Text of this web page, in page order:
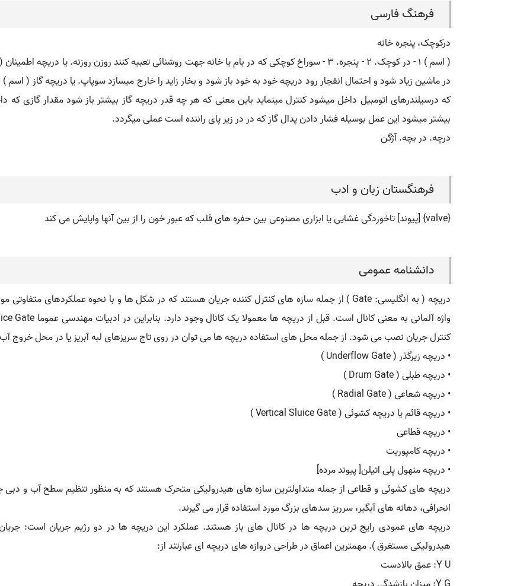
فرهنگ فارسی
درکوچک، پنجره خانه
( اسم ) ۱ - در کوچک. ۲ - پنجره. ۳ - سوراخ کوچکی که در بام یا خانه جهت روشنائی تعبیه کنند روزن روزنه. یا
در ماشین زیاد شود و احتمال انفجار رود دریچه خود به خود باز شود و بخار زاید را خارج میسازد سوپاپ. یا دریچه گاز (
که درسیلندرهای اتومبیل داخل میشود کنترل مینماید باین معنی که هر چه قدر دریچه گاز بیشتر باز شود مقدار گازی که
بیشتر میشود این عمل بوسیله فشار دادن پدال گاز که در در زیر پای راننده است عملی میگردد.
درچه. در بچه. آژگن
فرهنگستان زبان و ادب
{valve} [پیوند] تاخوردگی غشایی یا ابزاری مصنوعی بین حفره های قلب که عبور خون را از بین آنها واپایش می کند
دانشنامه عمومی
کنترل جریان نصب می شود. از جمله محل های استفاده دریچه ها می توان در روی تاج سریزهای لبه آبریز یا در محل خروج آب
• دریچه زیرگذر ( Underflow Gate )
• دریچه طبلی ( Drum Gate )
• دریچه شعاعی ( Radial Gate )
• دریچه قائم یا دریچه کشوئی ( Vertical Sluice Gate )
• دریچه قطاعی
• دریچه کامپوریت
• دریچه منهول پلی اتیلن[ پیوند مرده]
دریچه های کشوئی و قطاعی از جمله متداولترین سازه های هیدرولیکی متحرک هستند که به منظور تنظیم سطح آب و دبی
انحرافی، دهانه های آبگیر، سرریز سدهای بزرگ مورد استفاده قرار می گیرند.
دریچه های عمودی رایج ترین دریچه ها در کانال های باز هستند. عملکرد این دریچه ها در دو رژیم جریان است:
هیدرولیکی مستغرق ). مهمترین اعماق در طراحی دروازه های دریچه ای عبارتند از:
Y U: عمق بالادست